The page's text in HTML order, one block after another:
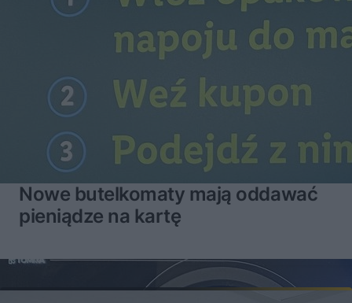
Nowe butelkomaty mają oddawać
pieniądze na kartę